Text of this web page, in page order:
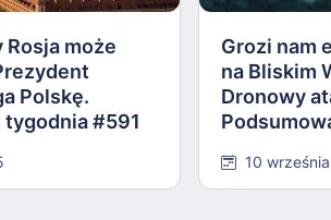
Rosja może
Polskę.
#591
Grozi nam
na Bliskim
Dronowy
10